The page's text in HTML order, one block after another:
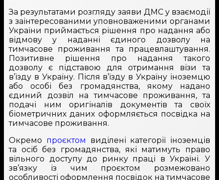
За результатами розгляду заяви ДМС у взаємодії
з заінтересованими уповноваженими органами
України приймається рішення про надання або
відмову у наданні єдиного дозволу на
тимчасове проживання та працевлаштування.
Позитивне рішення про надання такого
дозволу є підставою для отримання візи та
в’їзду в Україну. Після в’їзду в Україну іноземцю
або особі без громадянства, якому надано
єдиний дозвіл на тимчасове проживання, та
подачі ним оригіналів документів та своїх
біометричних даних оформляється посвідка на
тимчасове проживання.
Окремо проєктом виділені категорії іноземців
та осіб без громадянства, які матимуть право
вільного доступу до ринку праці в Україні. У
зв’язку із чим проєктом розмежовано
особливості оформлення посвідок на тимчасове